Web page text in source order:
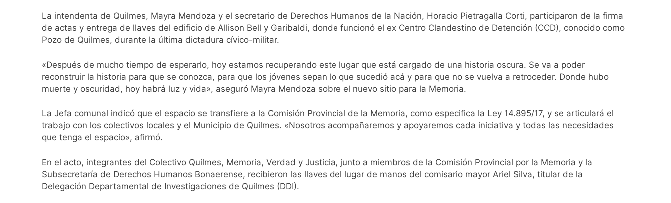
La intendenta de Quilmes, Mayra Mendoza y el secretario de Derechos Humanos de la Nación, Horacio Pietragalla Corti, participaron de la firma
de actas y entrega de llaves del edificio de Allison Bell y Garibaldi, donde funcionó el ex Centro Clandestino de Detención (CCD), conocido como
Pozo de Quilmes, durante la última dictadura cívico-militar.
«Después de mucho tiempo de esperarlo, hoy estamos recuperando este lugar que está cargado de una historia oscura. Se va a poder
reconstruir la historia para que se conozca, para que los jóvenes sepan lo que sucedió acá y para que no se vuelva a retroceder. Donde hubo
muerte y oscuridad, hoy habrá luz y vida», aseguró Mayra Mendoza sobre el nuevo sitio para la Memoria.
La Jefa comunal indicó que el espacio se transfiere a la Comisión Provincial de la Memoria, como especifica la Ley 14.895/17, y se articulará el
trabajo con los colectivos locales y el Municipio de Quilmes. «Nosotros acompañaremos y apoyaremos cada iniciativa y todas las necesidades
que tenga el espacio», afirmó.
En el acto, integrantes del Colectivo Quilmes, Memoria, Verdad y Justicia, junto a miembros de la Comisión Provincial por la Memoria y la
Subsecretaría de Derechos Humanos Bonaerense, recibieron las llaves del lugar de manos del comisario mayor Ariel Silva, titular de la
Delegación Departamental de Investigaciones de Quilmes (DDI).